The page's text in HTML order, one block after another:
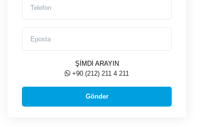
ŞİMDİ ARAYIN
+90 (212) 211 4 211